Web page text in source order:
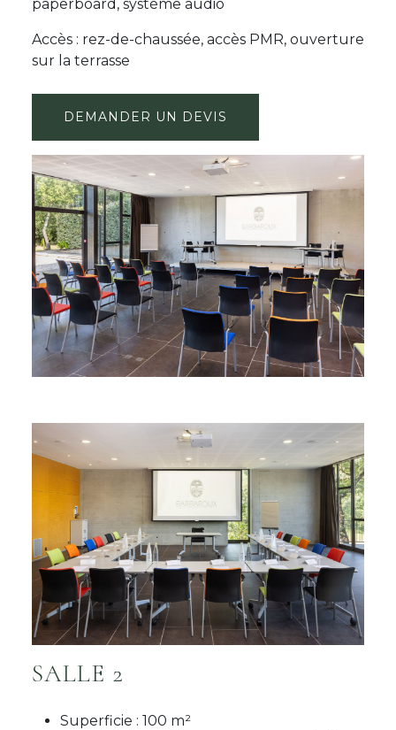
paperboard, système audio
Accès : rez-de-chaussée, accès PMR, ouverture
sur la terrasse
DEMANDER UN DEVIS
SALLE 2
Superficie : 100 m²